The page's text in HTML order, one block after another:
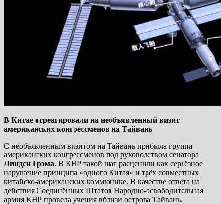
В Китае отреагировали на необъявленный визит
американских конгрессменов на Тайвань
С необъявленным визитом на Тайвань прибыла группа
американских конгрессменов под руководством сенатора
Линдси Грэма. В КНР такой шаг расценили как серьёзное
нарушение принципа «одного Китая» и трёх совместных
китайско-американских коммюнике. В качестве ответа на
действия Соединённых Штатов Народно-освободительная
армия КНР провела учения вблизи острова Тайвань.